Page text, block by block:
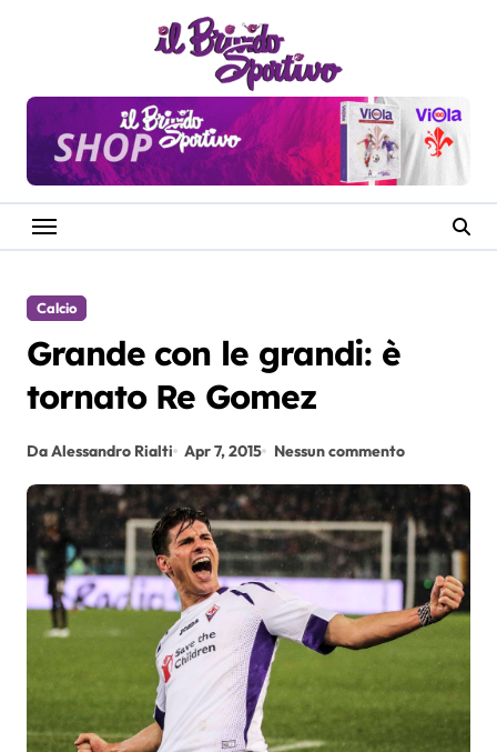
Calcio
Grande con le grandi: è
tornato Re Gomez
Da Alessandro Rialti Apr 7, 2015 Nessun commento